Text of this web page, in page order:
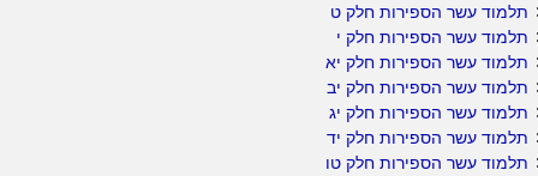
תלמוד עשר הספירות חלק ט
תלמוד עשר הספירות חלק י
תלמוד עשר הספירות חלק יא
תלמוד עשר הספירות חלק יב
תלמוד עשר הספירות חלק יג
תלמוד עשר הספירות חלק יד
תלמוד עשר הספירות חלק טו